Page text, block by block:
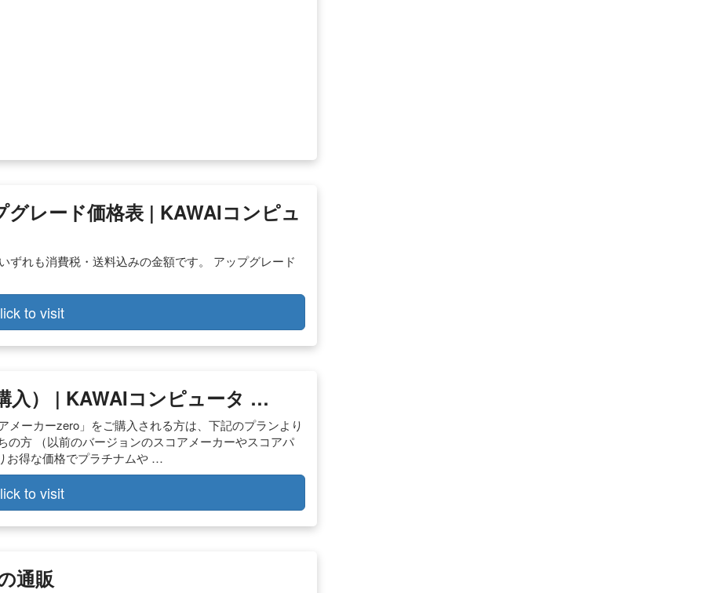
レード価格表 | KAWAIコンピュ
ずれも消費税・送料込みの金額です。 アップグレード
to visit
入） | KAWAIコンピュータ …
ーカーzero」をご購入される方は、下記のプランより
方 （以前のバージョンのスコアメーカーやスコアパ
お得な価格でプラチナムや …
to visit
通販